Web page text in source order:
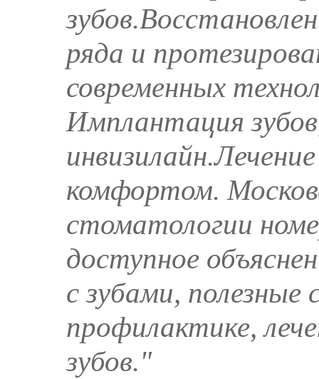
ряда и
современных
Имплантация
комфортом.
стоматологии
доступное
с зубами, полезные
профилактике,
зубов."